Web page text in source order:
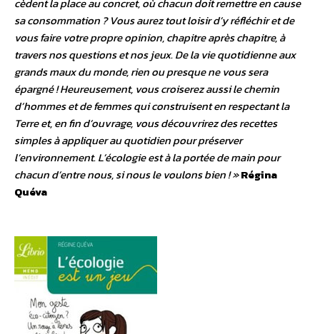
cèdent la place au concret, où chacun doit remettre en cause
sa consommation ? Vous aurez tout loisir d’y réfléchir et de
vous faire votre propre opinion, chapitre après chapitre, à
travers nos questions et nos jeux. De la vie quotidienne aux
grands maux du monde, rien ou presque ne vous sera
épargné ! Heureusement, vous croiserez aussi le chemin
d’hommes et de femmes qui construisent en respectant la
Terre et, en fin d’ouvrage, vous découvrirez des recettes
simples à appliquer au quotidien pour préserver
l’environnement. L’écologie est à la portée de main pour
chacun d’entre nous, si nous le voulons bien ! »Régina
Quéva